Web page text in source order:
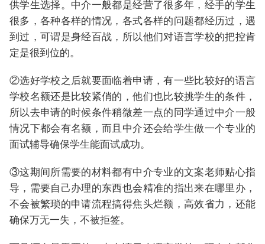
供学生选择。中介一般都是经营了很多年，经手的学生
很多，各种各样的情况，各式各样的问题都经历过，遇
到过，可谓是身经百战，所以他们对语言学校的把控肯
定是很到位的。
②选好学校之后就要面临着申请，有一些比较好的语言
学校名额还是比较紧俏的，他们也比较挑学生的条件，
所以去申请的时候条件稍微差一点的同学通过中介一般
情况下都会有名额，而且中介还会给学生做一个专业的
面试辅导确保学生能面试成功。
③这期间所需要的材料都有中介专业的文案老师贴心指
导，需要自己办理的东西也会精准的指出来在哪里办，
不会被繁琐的申请流程搞得焦头烂额，高效省力，还能
确保万无一失，不被拒签。